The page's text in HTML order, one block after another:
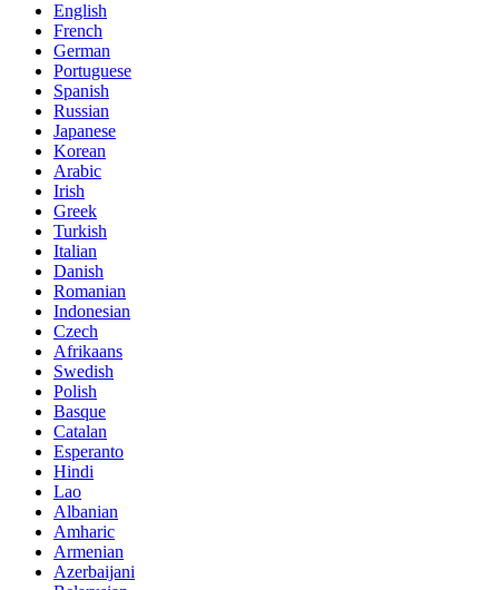
English
French
German
Portuguese
Spanish
Russian
Japanese
Korean
Arabic
Irish
Greek
Turkish
Italian
Danish
Romanian
Indonesian
Czech
Afrikaans
Swedish
Polish
Basque
Catalan
Esperanto
Hindi
Lao
Albanian
Amharic
Armenian
Azerbaijani